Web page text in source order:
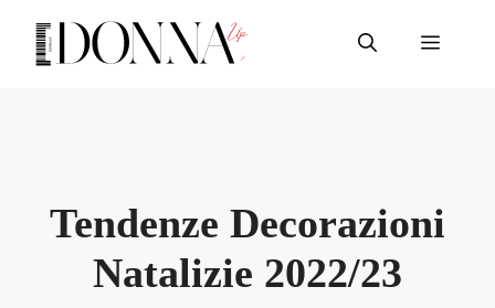
contenuto
Menu
Tendenze Decorazioni
Natalizie 2022/23